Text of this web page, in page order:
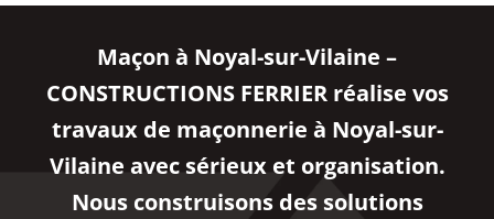
Maçon à Noyal-sur-Vilaine –
CONSTRUCTIONS FERRIER réalise vos
travaux de maçonnerie à Noyal-sur-
Vilaine avec sérieux et organisation.
Nous construisons des solutions